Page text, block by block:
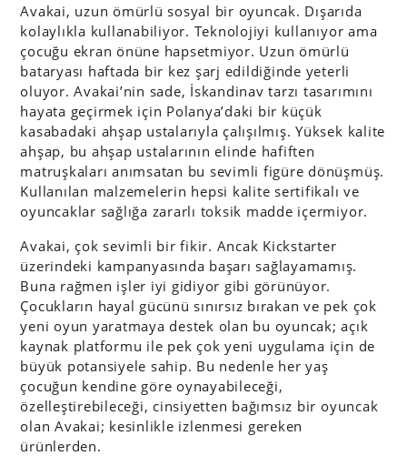
Avakai, uzun ömürlü sosyal bir oyuncak. Dışarıda
kolaylıkla kullanabiliyor. Teknolojiyi kullanıyor ama
çocuğu ekran önüne hapsetmiyor. Uzun ömürlü
bataryası haftada bir kez şarj edildiğinde yeterli
oluyor. Avakai’nin sade, İskandinav tarzı tasarımını
hayata geçirmek için Polanya’daki bir küçük
kasabadaki ahşap ustalarıyla çalışılmış. Yüksek kalite
ahşap, bu ahşap ustalarının elinde hafiften
matruşkaları anımsatan bu sevimli figüre dönüşmüş.
Kullanılan malzemelerin hepsi kalite sertifikalı ve
oyuncaklar sağlığa zararlı toksik madde içermiyor.
Avakai, çok sevimli bir fikir. Ancak Kickstarter
üzerindeki kampanyasında başarı sağlayamamış.
Buna rağmen işler iyi gidiyor gibi görünüyor.
Çocukların hayal gücünü sınırsız bırakan ve pek çok
yeni oyun yaratmaya destek olan bu oyuncak; açık
kaynak platformu ile pek çok yeni uygulama için de
büyük potansiyele sahip. Bu nedenle her yaş
çocuğun kendine göre oynayabileceği,
özelleştirebileceği, cinsiyetten bağımsız bir oyuncak
olan Avakai; kesinlikle izlenmesi gereken
ürünlerden.